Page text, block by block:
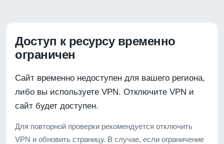
Доступ к ресурсу временно
ограничен
Сайт временно недоступен для вашего региона,
либо вы используете VPN. Отключите VPN и
сайт будет доступен.
Для повторной проверки рекомендуется отключить
VPN и обновить страницу. В случае, если ограничение